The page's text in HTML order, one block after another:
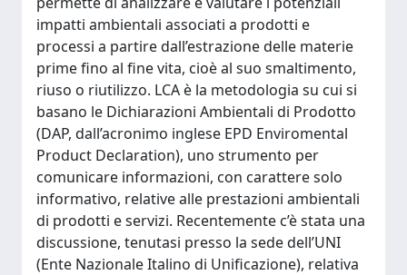
impatti ambientali associati a prodotti e
processi a partire dall’estrazione delle materie
prime fino al fine vita, cioè al suo smaltimento,
riuso o riutilizzo. LCA è la metodologia su cui si
basano le Dichiarazioni Ambientali di Prodotto
(DAP, dall’acronimo inglese EPD Enviromental
Product Declaration), uno strumento per
comunicare informazioni, con carattere solo
informativo, relative alle prestazioni ambientali
di prodotti e servizi. Recentemente c’è stata una
discussione, tenutasi presso la sede dell’UNI
(Ente Nazionale Italino di Unificazione), relativa